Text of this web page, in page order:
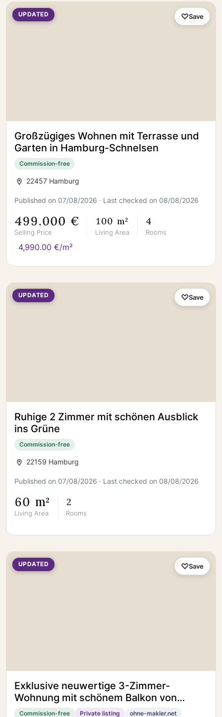
UPDATED
Großzügiges Wohnen mit Terrasse und
Garten in Hamburg-Schnelsen
Commission-free
22457 Hamburg
Published on 07/08/2026 · Last checked on 08/08/2026
499.000 €
Selling Price
100 m²
Living Area
4
Rooms
4,990.00 €/m²
Save
UPDATED
Ruhige 2 Zimmer mit schönen Ausblick
ins Grüne
Commission-free
22159 Hamburg
Published on 07/08/2026 · Last checked on 08/08/2026
60 m²
Living Area
2
Rooms
Save
UPDATED
Exklusive neuwertige 3-Zimmer-
Wohnung mit schönem Balkon von
PRIVAT!
Commission-free Private listing ohne-makler.net
Save